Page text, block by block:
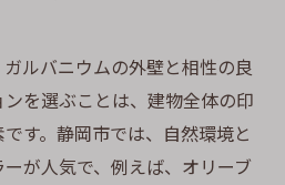
ルバニウムの外壁と相性の良
を選ぶことは、建物全体の印
す。静岡市では、自然環境と
が人気で、例えば、オリーブ